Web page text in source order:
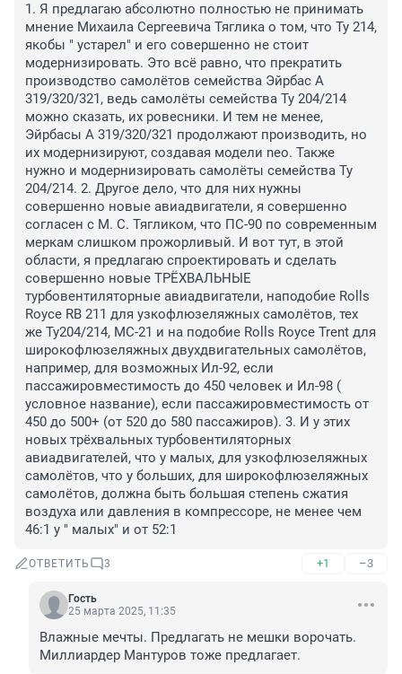
1. Я предлагаю абсолютно полностью не принимать
мнение Михаила Сергеевича Тяглика о том, что Ту 214,
якобы " устарел" и его совершенно не стоит
модернизировать. Это всё равно, что прекратить
производство самолётов семейства Эйрбас А
319/320/321, ведь самолёты семейства Ту 204/214
можно сказать, их ровесники. И тем не менее,
Эйрбасы А 319/320/321 продолжают производить, но
их модернизируют, создавая модели neo. Также
нужно и модернизировать самолёты семейства Ту
204/214. 2. Другое дело, что для них нужны
совершенно новые авиадвигатели, я совершенно
согласен с М. С. Тягликом, что ПС-90 по современным
меркам слишком прожорливый. И вот тут, в этой
области, я предлагаю спроектировать и сделать
совершенно новые ТРЁХВАЛЬНЫЕ
турбовентиляторные авиадвигатели, наподобие Rolls
Royce RB 211 для узкофлюзеляжных самолётов, тех
же Ту204/214, МС-21 и на подобие Rolls Royce Trent для
широкофлюзеляжных двухдвигательных самолётов,
например, для возможных Ил-92, если
пассажировместимость до 450 человек и Ил-98 (
условное название), если пассажировместимость от
450 до 500+ (от 520 до 580 пассажиров). 3. И у этих
новых трёхвальных турбовентиляторных
авиадвигателей, что у малых, для узкофлюзеляжных
самолётов, что у больших, для широкофлюзеляжных
самолётов, должна быть большая степень сжатия
воздуха или давления в компрессоре, не менее чем
46:1 у " малых" и от 52:1
ОТВЕТИТЬ 3 +1 –3
Гость
25 марта 2025, 11:35
Влажные мечты. Предлагать не мешки ворочать.
Миллиардер Мантуров тоже предлагает.